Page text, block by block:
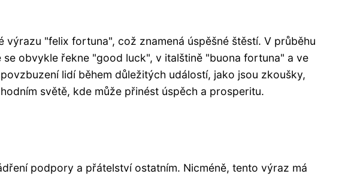
"felix fortuna", což znamená úspěšné štěstí. V průběhu
obvykle řekne "good luck", v italštině "buona fortuna" a ve
lidí během důležitých událostí, jako jsou zkoušky,
světě, kde může přinést úspěch a prosperitu.
podpory a přátelství ostatním. Nicméně, tento výraz má